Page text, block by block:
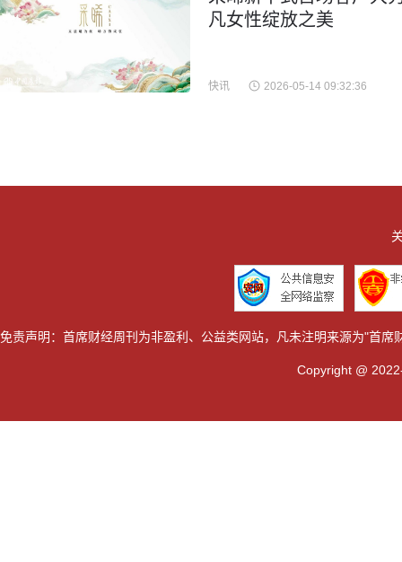
凡女性绽放之美
快讯 2026-05-14 09:32:36
免责声明：首席财经周刊为非盈利、公益类网站，凡未注明来源为"首
Copyright @